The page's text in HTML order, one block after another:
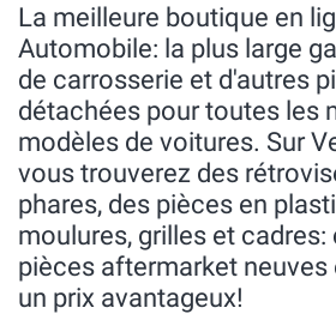
La meilleure boutique en
Automobile: la plus large
de carrosserie et d'autres
détachées pour toutes les
modèles de voitures. Sur
vous trouverez des
phares, des pièces en
moulures, grilles et
pièces aftermarket neuves
un prix avantageux!